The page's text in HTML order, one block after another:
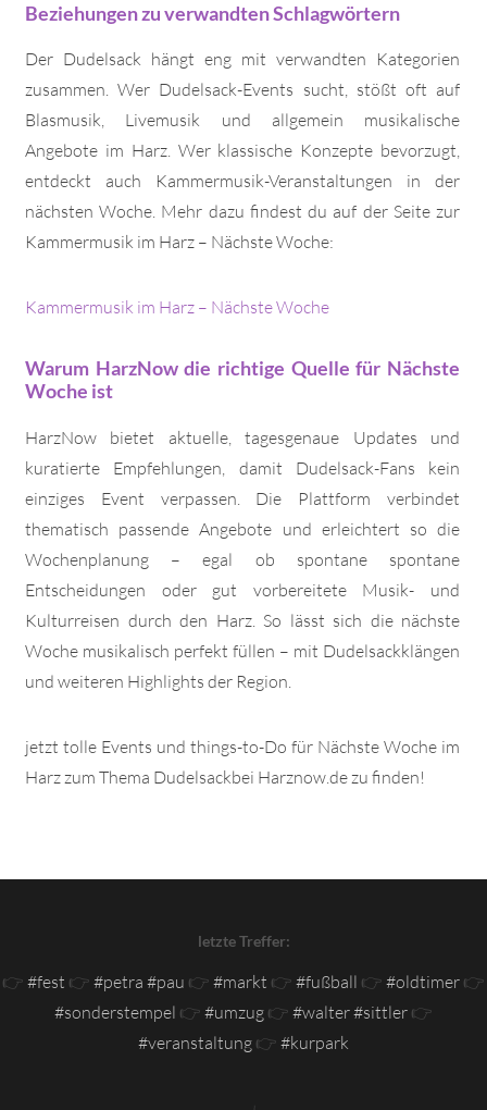
Beziehungen zu verwandten Schlagwörtern
Der Dudelsack hängt eng mit verwandten Kategorien
zusammen. Wer Dudelsack-Events sucht, stößt oft auf
Blasmusik, Livemusik und allgemein musikalische
Angebote im Harz. Wer klassische Konzepte bevorzugt,
entdeckt auch Kammermusik-Veranstaltungen in der
nächsten Woche. Mehr dazu findest du auf der Seite zur
Kammermusik im Harz – Nächste Woche:
Kammermusik im Harz – Nächste Woche
Warum HarzNow die richtige Quelle für Nächste
Woche ist
HarzNow bietet aktuelle, tagesgenaue Updates und
kuratierte Empfehlungen, damit Dudelsack-Fans kein
einziges Event verpassen. Die Plattform verbindet
thematisch passende Angebote und erleichtert so die
Wochenplanung – egal ob spontane spontane
Entscheidungen oder gut vorbereitete Musik- und
Kulturreisen durch den Harz. So lässt sich die nächste
Woche musikalisch perfekt füllen – mit Dudelsackklängen
und weiteren Highlights der Region.
jetzt tolle Events und things-to-Do für Nächste Woche im
Harz zum Thema Dudelsackbei Harznow.de zu finden!
letzte Treffer:
👉 #fest 👉 #petra #pau 👉 #markt 👉 #fußball 👉 #oldtimer 👉
#sonderstempel 👉 #umzug 👉 #walter #sittler 👉
#veranstaltung 👉 #kurpark